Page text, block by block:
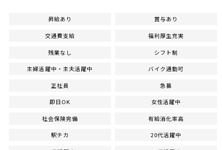
昇給あり 賞与あり
交通費支給 福利厚生充実
残業なし シフト制
主婦活躍中・主夫活躍中 バイク通勤可
正社員 急募
即日OK 女性活躍中
社会保険完備 有給消化率高
駅チカ 20代活躍中